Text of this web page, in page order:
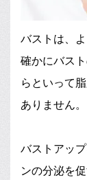
バストは、
確かにバス
らといって
ありません。
バストアッ
ンの分泌を